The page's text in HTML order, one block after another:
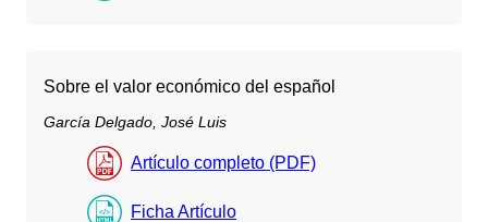
Sobre el valor económico del español
García Delgado, José Luis
Artículo completo (PDF)
Ficha Artículo